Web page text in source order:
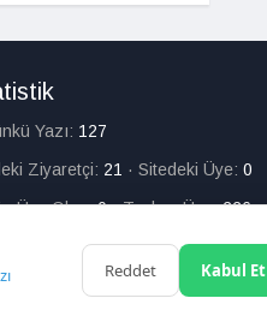
Yazı: 127
Ziyaretçi: 21 · Sitedeki Üye: 0
Üye Olan:0·Toplam Üye:226
Reddet Kabul Et